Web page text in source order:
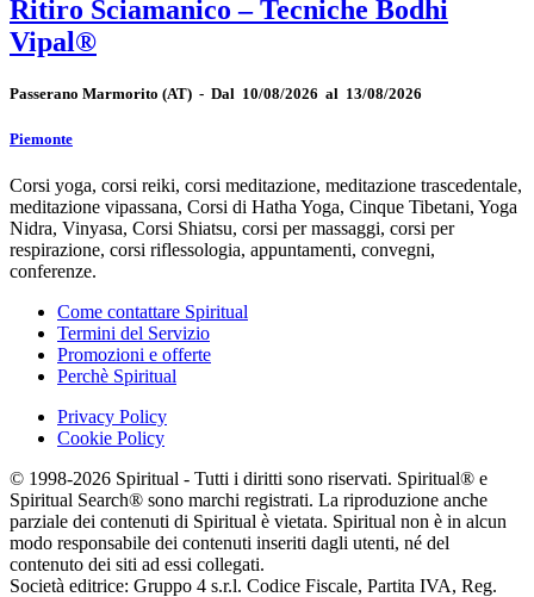
Ritiro Sciamanico – Tecniche Bodhi
Vipal®
Passerano Marmorito (AT) - Dal 10/08/2026 al 13/08/2026
Piemonte
Corsi yoga, corsi reiki, corsi meditazione, meditazione trascedentale,
meditazione vipassana, Corsi di Hatha Yoga, Cinque Tibetani, Yoga
Nidra, Vinyasa, Corsi Shiatsu, corsi per massaggi, corsi per
respirazione, corsi riflessologia, appuntamenti, convegni,
conferenze.
Come contattare Spiritual
Termini del Servizio
Promozioni e offerte
Perchè Spiritual
Privacy Policy
Cookie Policy
© 1998-2026 Spiritual - Tutti i diritti sono riservati. Spiritual® e
Spiritual Search® sono marchi registrati. La riproduzione anche
parziale dei contenuti di Spiritual è vietata. Spiritual non è in alcun
modo responsabile dei contenuti inseriti dagli utenti, né del
contenuto dei siti ad essi collegati.
Società editrice: Gruppo 4 s.r.l. Codice Fiscale, Partita IVA, Reg.